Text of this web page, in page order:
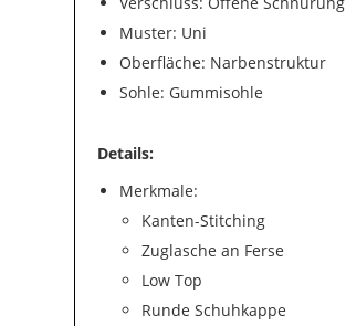
Muster: Uni
Oberfläche: Narbenstruktur
Sohle: Gummisohle
Details:
Merkmale:
Kanten-Stitching
Zuglasche an Ferse
Low Top
Runde Schuhkappe